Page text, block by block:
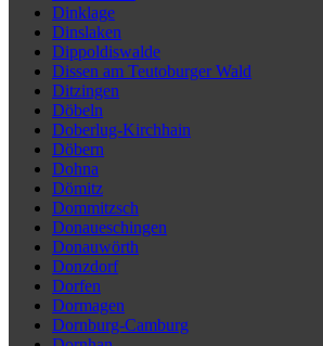
Dinklage
Dinslaken
Dippoldiswalde
Dissen am Teutoburger Wald
Ditzingen
Döbeln
Doberlug-Kirchhain
Döbern
Dohna
Dömitz
Dommitzsch
Donaueschingen
Donauwörth
Donzdorf
Dorfen
Dormagen
Dornburg-Camburg